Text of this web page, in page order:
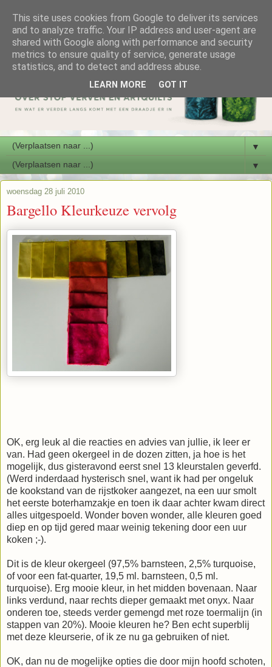
▼
▼
woensdag 28 juli 2010
Bargello Kleurkeuze vervolg
OK, erg leuk al die reacties en advies van jullie, ik leer er
van. Had geen okergeel in de dozen zitten, ja hoe is het
mogelijk, dus gisteravond eerst snel 13 kleurstalen geverfd.
(Werd inderdaad hysterisch snel, want ik had per ongeluk
de kookstand van de rijstkoker aangezet, na een uur smolt
het eerste boterhamzakje en toen ik daar achter kwam direct
alles uitgespoeld. Wonder boven wonder, alle kleuren goed
diep en op tijd gered maar weinig tekening door een uur
koken ;-).
Dit is de kleur okergeel (97,5% barnsteen, 2,5% turquoise,
of voor een fat-quarter, 19,5 ml. barnsteen, 0,5 ml.
turquoise). Erg mooie kleur, in het midden bovenaan. Naar
links verdund, naar rechts dieper gemaakt met onyx. Naar
onderen toe, steeds verder gemengd met roze toermalijn (in
stappen van 20%). Mooie kleuren he? Ben echt superblij
met deze kleurserie, of ik ze nu ga gebruiken of niet.
OK, dan nu de mogelijke opties die door mijn hoofd schoten,
This site uses cookies from Google to deliver its services
and to analyze traffic. Your IP address and user-agent are
shared with Google along with performance and security
metrics to ensure quality of service, generate usage
statistics, and to detect and address abuse.
LEARN MORE GOT IT